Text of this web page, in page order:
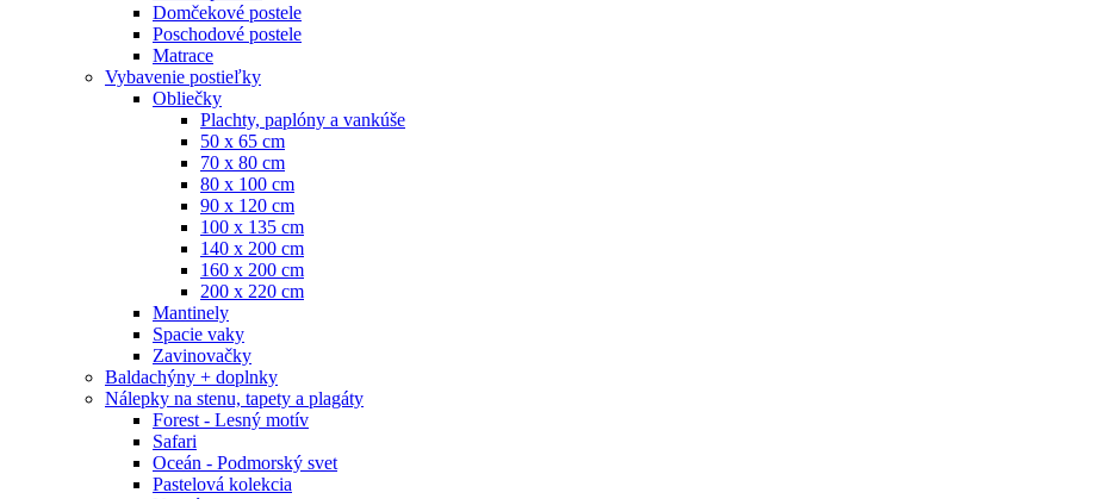
Domčekové postele
Poschodové postele
Matrace
Vybavenie postieľky
Obliečky
Plachty, paplóny a vankúše
50 x 65 cm
70 x 80 cm
80 x 100 cm
90 x 120 cm
100 x 135 cm
140 x 200 cm
160 x 200 cm
200 x 220 cm
Mantinely
Spacie vaky
Zavinovačky
Baldachýny + doplnky
Nálepky na stenu, tapety a plagáty
Forest - Lesný motív
Safari
Oceán - Podmorský svet
Pastelová kolekcia